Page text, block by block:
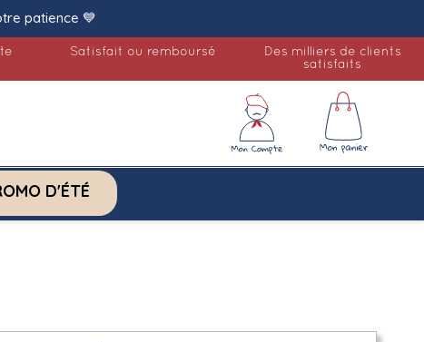
patience 💙
Satisfait ou remboursé
Des milliers de clients
satisfaits
D'ÉTÉ